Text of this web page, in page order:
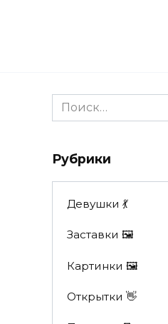
Search
for:
Рубрики
Девушки 💃
Заставки 🖼
Картинки 🖼
Открытки 👋